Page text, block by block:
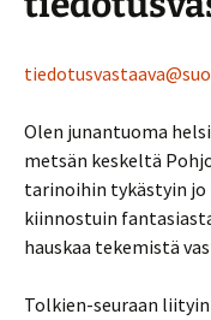
Olen junantuoma
metsän keskeltä
tarinoihin tykästyin jo
kiinnostuin
hauskaa tekemistä
Tolkien-seuraan